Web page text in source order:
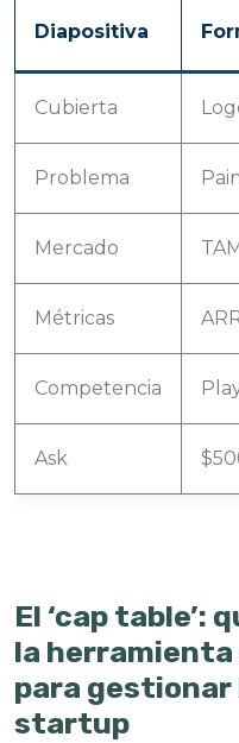
Diapositiva
Cubierta
Problema
Mercado
Métricas
Competencia
Ask
El ‘cap table’:
la
para gestionar
startup